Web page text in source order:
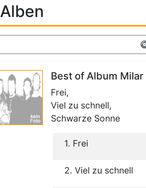
Alben
Best of Album Milar
Frei,
Viel zu schnell,
Schwarze Sonne
1. Frei
2. Viel zu schnell